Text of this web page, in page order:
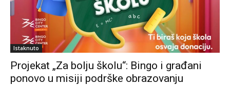
Istaknuto
Projekat „Za bolju školu“: Bingo i građani
ponovo u misiji podrške obrazovanju